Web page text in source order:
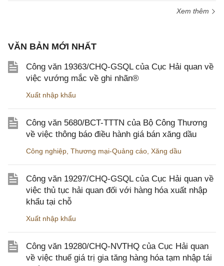
Xem thêm
VĂN BẢN MỚI NHẤT
Công văn 19363/CHQ-GSQL của Cục Hải quan về
việc vướng mắc về ghi nhãn®
Xuất nhập khẩu
Công văn 5680/BCT-TTTN của Bộ Công Thương
về việc thông báo điều hành giá bán xăng dầu
Công nghiệp Thương mại-Quảng cáo Xăng dầu
Công văn 19297/CHQ-GSQL của Cục Hải quan về
việc thủ tục hải quan đối với hàng hóa xuất nhập
khẩu tại chỗ
Xuất nhập khẩu
Công văn 19280/CHQ-NVTHQ của Cục Hải quan
về việc thuế giá trị gia tăng hàng hóa tạm nhập tái